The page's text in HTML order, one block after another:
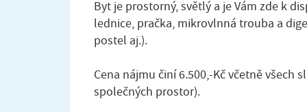
Byt je prostorný, světlý a je Vám zde k
lednice, pračka, mikrovlnná trouba a
postel aj.).
Cena nájmu činí 6.500,-Kč včetně
společných prostor).